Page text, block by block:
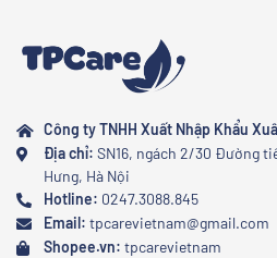
Công ty TNHH Xuất Nhập Khẩu
Địa chỉ: SN16, ngách 2/30 Đường
Hưng, Hà Nội
Hotline: 0247.3088.845
Email: tpcarevietnam@gmail.com
Shopee.vn: tpcarevietnam